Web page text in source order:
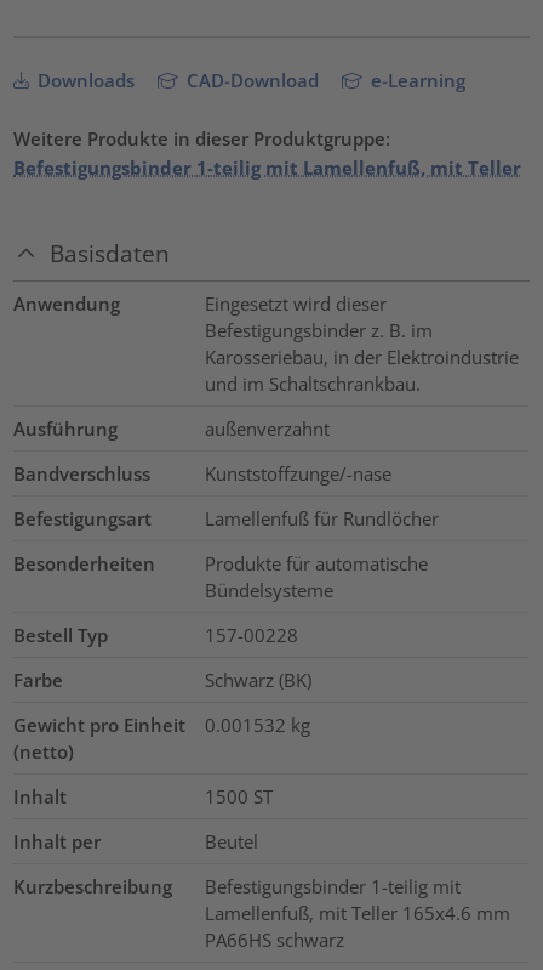
Downloads CAD-Download e-Learning
Weitere Produkte in dieser Produktgruppe:
Befestigungsbinder 1-teilig mit Lamellenfuß, mit Teller
Basisdaten
Anwendung
Eingesetzt wird dieser
Befestigungsbinder z. B. im
Karosseriebau, in der Elektroindustrie
und im Schaltschrankbau.
Ausführung
außenverzahnt
Bandverschluss
Kunststoffzunge/-nase
Befestigungsart
Lamellenfuß für Rundlöcher
Besonderheiten
Produkte für automatische
Bündelsysteme
Bestell Typ
157-00228
Farbe
Schwarz (BK)
Gewicht pro Einheit
(netto)
0.001532 kg
Inhalt 1500 ST
Inhalt per
Beutel
Kurzbeschreibung
Befestigungsbinder 1-teilig mit
Lamellenfuß, mit Teller 165x4.6 mm
PA66HS schwarz